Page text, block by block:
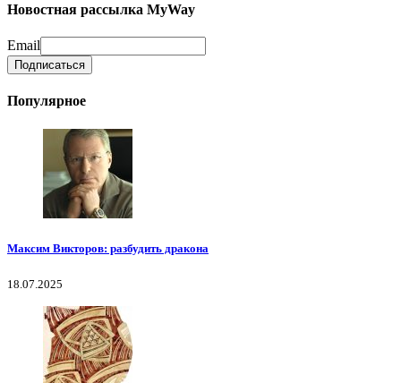
Новостная рассылка MyWay
Email
Популярное
Максим Викторов: разбудить дракона
18.07.2025